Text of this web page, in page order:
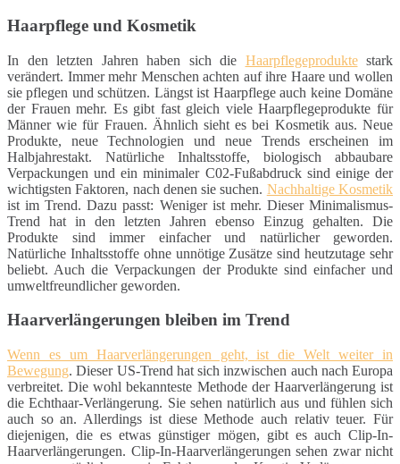
Haarpflege und Kosmetik
In den letzten Jahren haben sich die Haarpflegeproduktestark
verändert. Immer mehr Menschen achten auf ihre Haare und wollen
sie pflegen und schützen. Längst ist Haarpflege auch keine Domäne
der Frauen mehr. Es gibt fast gleich viele Haarpflegeprodukte für
Männer wie für Frauen. Ähnlich sieht es bei Kosmetik aus. Neue
Produkte, neue Technologien und neue Trends erscheinen im
Halbjahrestakt. Natürliche Inhaltsstoffe, biologisch abbaubare
Verpackungen und ein minimaler C02-Fußabdruck sind einige der
wichtigsten Faktoren, nach denen sie suchen. Nachhaltige Kosmetik
ist im Trend. Dazu passt: Weniger ist mehr. Dieser Minimalismus-
Trend hat in den letzten Jahren ebenso Einzug gehalten. Die
Produkte sind immer einfacher und natürlicher geworden.
Natürliche Inhaltsstoffe ohne unnötige Zusätze sind heutzutage sehr
beliebt. Auch die Verpackungen der Produkte sind einfacher und
umweltfreundlicher geworden.
Haarverlängerungen bleiben im Trend
Wenn es um Haarverlängerungen geht, ist die Welt weiter in
Bewegung. Dieser US-Trend hat sich inzwischen auch nach Europa
verbreitet. Die wohl bekannteste Methode der Haarverlängerung ist
die Echthaar-Verlängerung. Sie sehen natürlich aus und fühlen sich
auch so an. Allerdings ist diese Methode auch relativ teuer. Für
diejenigen, die es etwas günstiger mögen, gibt es auch Clip-In-
Haarverlängerungen. Clip-In-Haarverlängerungen sehen zwar nicht